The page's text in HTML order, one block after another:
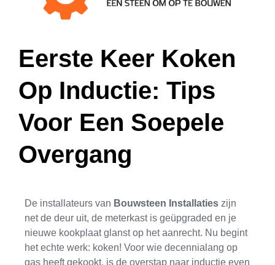
Eerste Keer Koken
Op Inductie: Tips
Voor Een Soepele
Overgang
De installateurs van Bouwsteen Installaties zijn
net de deur uit, de meterkast is geüpgraded en je
nieuwe kookplaat glanst op het aanrecht. Nu begint
het echte werk: koken! Voor wie decennialang op
gas heeft gekookt, is de overstap naar inductie even